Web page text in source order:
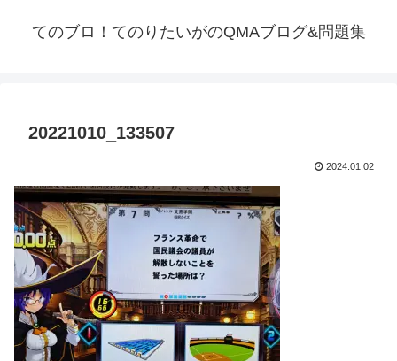
てのブロ！てのりたいがのQMAブログ&問題集
20221010_133507
2024.01.02